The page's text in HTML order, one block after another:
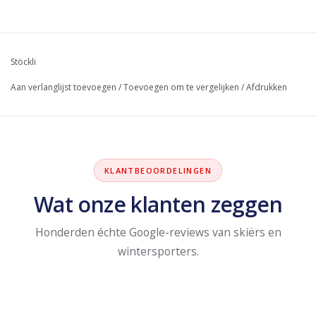
Stöckli
Aan verlanglijst toevoegen /Toevoegen om te vergelijken /Afdrukken
KLANTBEOORDELINGEN
Wat onze klanten zeggen
Honderden échte Google-reviews van skiërs en
wintersporters.